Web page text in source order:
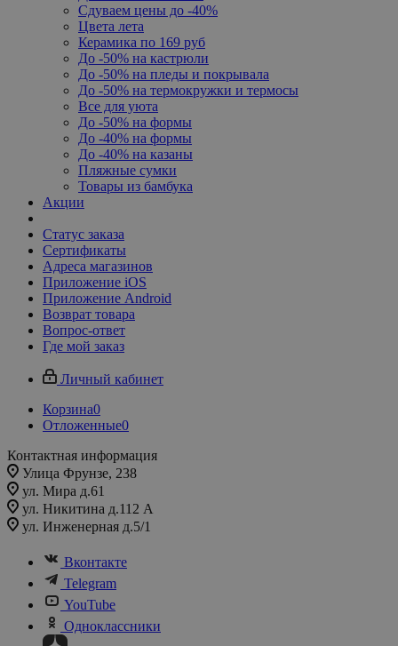
Сдуваем цены до -40%
Цвета лета
Керамика по 169 руб
До -50% на кастрюли
До -50% на пледы и покрывала
До -50% на термокружки и термосы
Все для уюта
До -50% на формы
До -40% на формы
До -40% на казаны
Пляжные сумки
Товары из бамбука
Акции
Статус заказа
Сертификаты
Адреса магазинов
Приложение iOS
Приложение Android
Возврат товара
Вопрос-ответ
Где мой заказ
Личный кабинет
Корзина0
Отложенные0
Контактная информация
Улица Фрунзе, 238​
ул. Мира д.61
ул. Никитина д.112 А
ул. Инженерная д.5/1
Вконтакте
Telegram
YouTube
Одноклассники